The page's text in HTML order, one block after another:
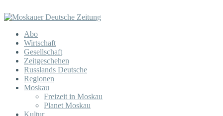
Abo
Wirtschaft
Gesellschaft
Zeitgeschehen
Russlands Deutsche
Regionen
Moskau
Freizeit in Moskau
Planet Moskau
Kultur